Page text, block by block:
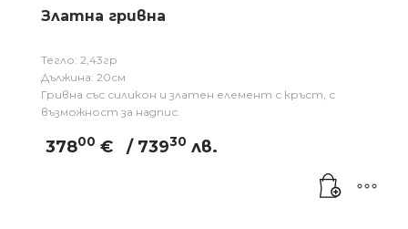
Златна гривна
Тегло: 2,43гр
Дължина: 20см
Гривна със силикон и златен елемент с кръст, с
възможност за надпис.
37800 € / 73930 лв.